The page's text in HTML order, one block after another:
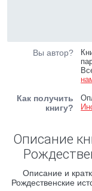
Вы автор?
Как получить
книгу?
Описание
Описание и
Рождественские